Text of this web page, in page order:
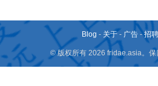
Blog - 关于 - 广告 -招
© 版权所有 2026 fridae.asia。